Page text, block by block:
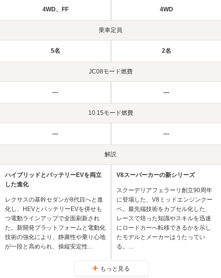
4WD、FF 4WD
乗車定員
5名 2名
JC08モード燃費
--- ---
10.15モード燃費
--- ---
解説
ハイブリッドとバッテリーEVを両立
した進化
レクサスの基幹セダンが8代目へと進
化し、HEVとバッテリーEVを併せも
つ電動ラインアップで全面刷新され
た。新開発プラットフォームと電動化
技術の強化により、静粛性や乗り心地
が一段と高められ、操縦安定性…
V8スーパーカーの新シリーズ
スクーデリアフェラーリ創立90周年
に登場した、V8ミッドエンジンクー
ペ。最先端技術をカプセル化した、
レースで培った知識やスキルを迅速
にロードカーへ転移できるかを示し
たモデルとメーカーはうたってい
る。…
もっと見る